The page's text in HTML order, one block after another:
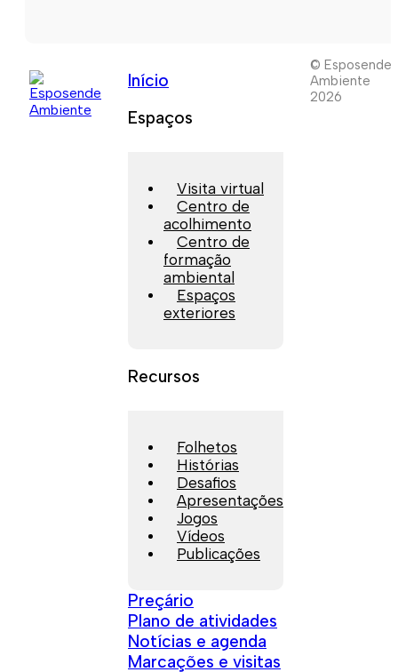
Início
Espaços
Visita virtual
Centro de
acolhimento
Centro de
formação
ambiental
Espaços
exteriores
Recursos
Folhetos
Histórias
Desafios
Apresentações
Jogos
Vídeos
Publicações
Preçário
Plano de atividades
Notícias e agenda
Marcações e visitas
© Esposende
Ambiente
2026